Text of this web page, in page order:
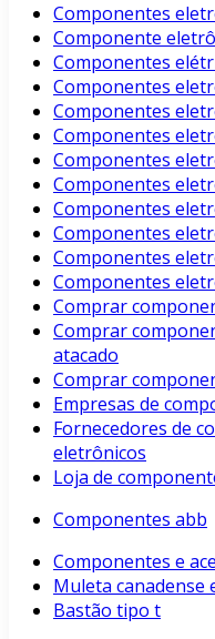
Componentes
Componente
Componentes
Componentes
Componentes
Componentes
Componentes
Componentes
Componentes
Componentes
Componentes
Componentes
Comprar
Comprar
atacado
Comprar
Empresas de
Fornecedores de
eletrônicos
Loja de
Componentes abb
Componentes e
Muleta canadense
Bastão tipo t